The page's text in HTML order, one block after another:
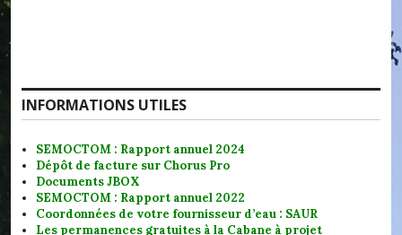
INFORMATIONS UTILES
SEMOCTOM : Rapport annuel 2024
Dépôt de facture sur Chorus Pro
Documents JBOX
SEMOCTOM : Rapport annuel 2022
Coordonnées de votre fournisseur d’eau : SAUR
Les permanences gratuites à la Cabane à projet